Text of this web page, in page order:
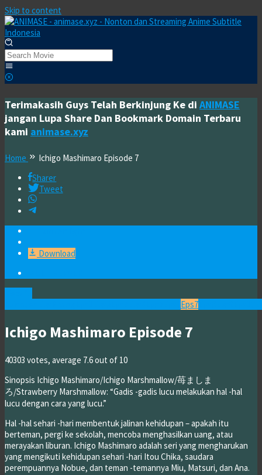
Skip to content
Terimakasih Guys Telah Berkinjung Ke di ANIMASE
jangan Lupa Share Dan Bookmark Domain Terbaru
kami animase.xyz
Home
Ichigo Mashimaro Episode 7
Sharer
Tweet
Download
Eps7
Ichigo Mashimaro Episode 7
40303 votes, average 7.6out of 10
Sinopsis Ichigo Mashimaro/Ichigo Marshmallow/苺ましま
ろ/Strawberry Marshmallow: “Gadis -gadis lucu melakukan hal -hal
lucu dengan cara yang lucu.”
Hal -hal sehari -hari membentuk jalinan kehidupan – apakah itu
berteman, pergi ke sekolah, mencoba menghasilkan uang, atau
merayakan liburan. Ichigo Mashimaro adalah seri yang mengharukan
yang mengikuti kehidupan sehari -hari Itou Chika, saudara
perempuannya Nobue, dan teman -temannya Miu, Matsuri, dan Ana.